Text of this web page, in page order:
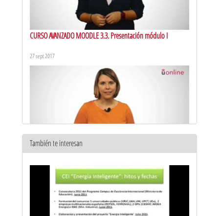
CURSO AVANZADO MOODLE 3.3. Presentación módulo I
27 sept 2017
También te interesan